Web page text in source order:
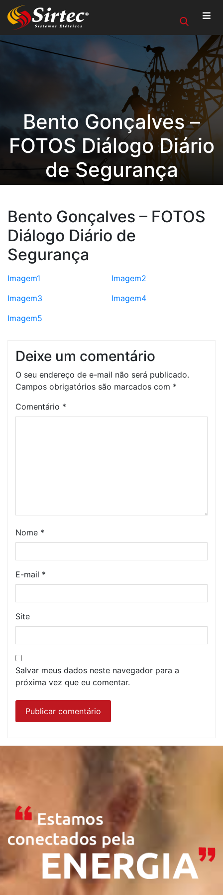
Bento Gonçalves –
FOTOS Diálogo Diário
de Segurança
Bento Gonçalves – FOTOS
Diálogo Diário de
Segurança
Imagem1
Imagem2
Imagem3
Imagem4
Imagem5
Deixe um comentário
O seu endereço de e-mail não será publicado.
Campos obrigatórios são marcados com *
Comentário *
Nome *
E-mail *
Site
Salvar meus dados neste navegador para a
próxima vez que eu comentar.